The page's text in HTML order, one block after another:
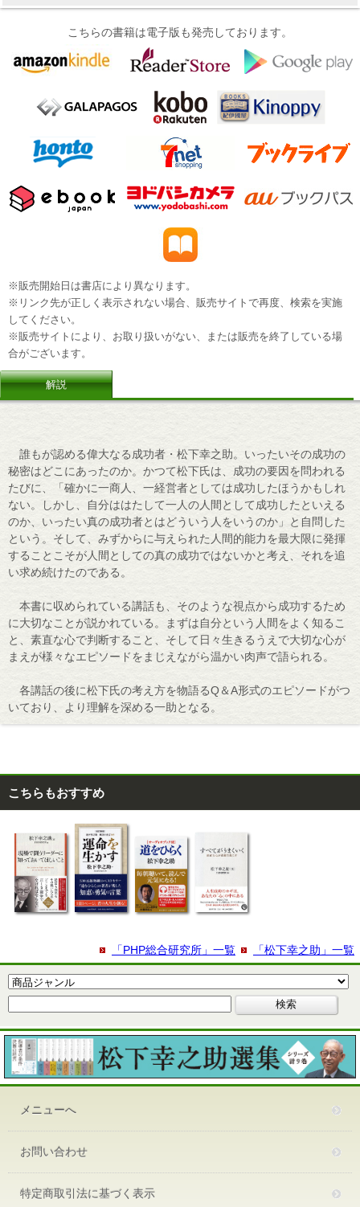
こちらの書籍は電子版も発売しております。
※販売開始日は書店により異なります。
※リンク先が正しく表示されない場合、販売サイトで再度、検索を実施
してください。
※販売サイトにより、お取り扱いがない、または販売を終了している場
合がございます。
解説
誰もが認める偉大なる成功者・松下幸之助。いったいその成功の
秘密はどこにあったのか。かつて松下氏は、成功の要因を問われる
たびに、「確かに一商人、一経営者としては成功したほうかもしれ
ない。しかし、自分ははたして一人の人間として成功したといえる
のか、いったい真の成功者とはどういう人をいうのか」と自問した
という。そして、みずからに与えられた人間的能力を最大限に発揮
することこそが人間としての真の成功ではないかと考え、それを追
い求め続けたのである。
本書に収められている講話も、そのような視点から成功するため
に大切なことが説かれている。まずは自分という人間をよく知るこ
と、素直な心で判断すること、そして日々生きるうえで大切な心が
まえが様々なエピソードをまじえながら温かい肉声で語られる。
各講話の後に松下氏の考え方を物語るQ＆A形式のエピソードがつ
いており、より理解を深める一助となる。
こちらもおすすめ
「松下幸之助」一覧
「PHP総合研究所」一覧
メニューへ
お問い合わせ
特定商取引法に基づく表示